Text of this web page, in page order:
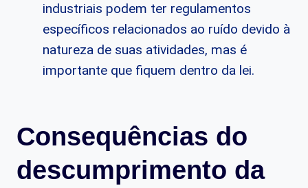
industriais podem ter regulamentos
específicos relacionados ao ruído devido à
natureza de suas atividades, mas é
importante que fiquem dentro da lei.
Consequências do
descumprimento da